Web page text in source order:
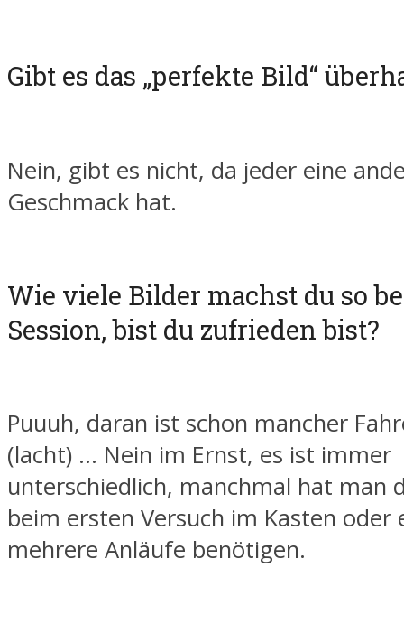
Gibt es das „perfekte Bild“
Nein, gibt es nicht, da jeder eine
Geschmack hat.
Wie viele Bilder machst du so
Session, bist du zufrieden bist?
Puuuh, daran ist schon mancher
(lacht) … Nein im Ernst, es ist immer
unterschiedlich, manchmal hat man
beim ersten Versuch im Kasten oder
mehrere Anläufe benötigen.